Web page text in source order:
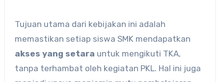
Tujuan utama dari kebijakan ini adalah
memastikan setiap siswa SMK mendapatkan
akses yang setara untuk mengikuti TKA,
tanpa terhambat oleh kegiatan PKL. Hal ini juga